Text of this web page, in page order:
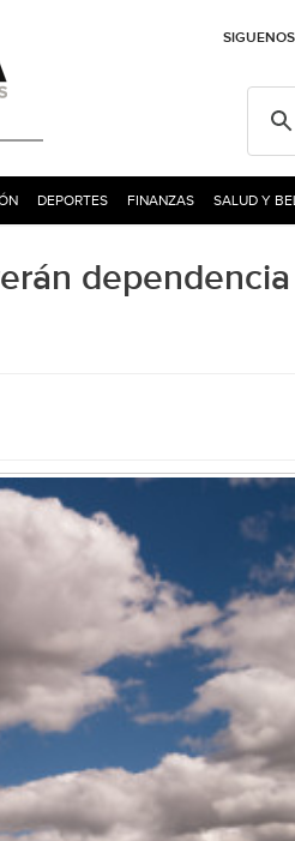
SIGUENOS
DEPORTES FINANZAS SALUD Y
dependencia